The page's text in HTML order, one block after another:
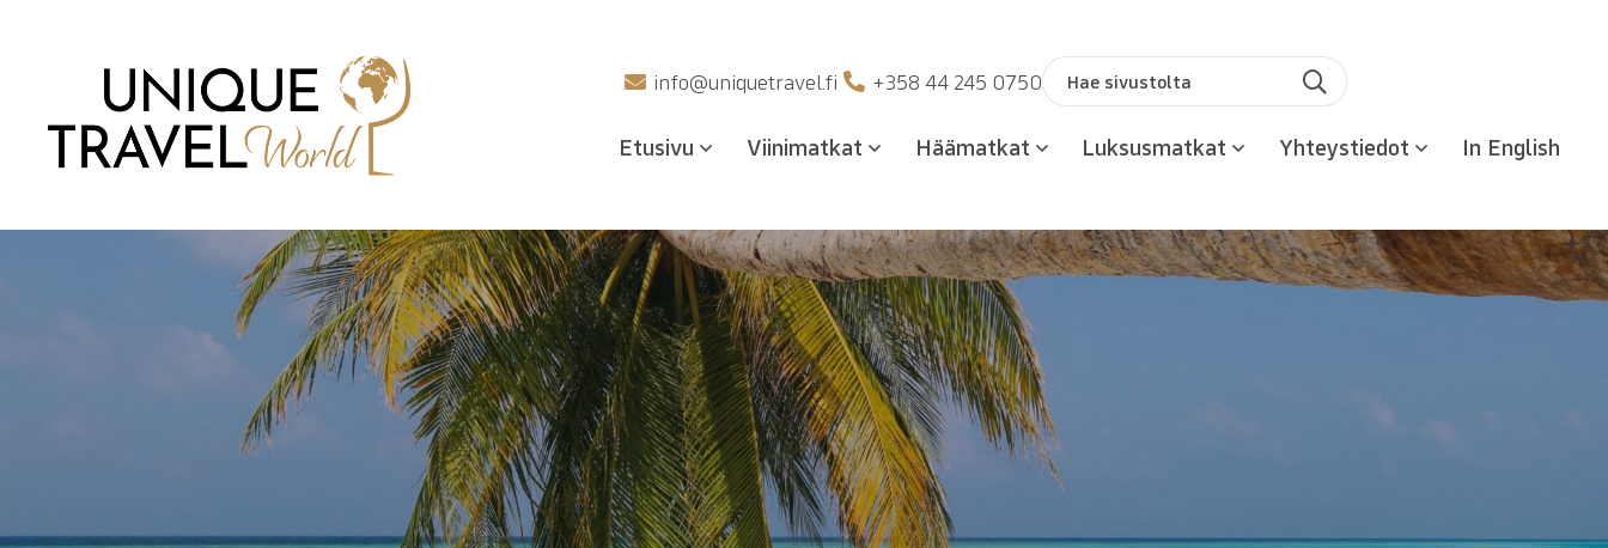
info@uniquetravel.fi +358 44 245 0750Haku: Hae
Etusivu Viinimatkat Häämatkat Luksusmatkat Yhteystiedot In English